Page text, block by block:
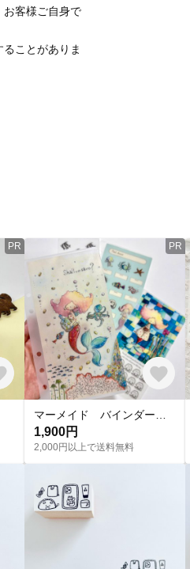
お客様ご自身で
ことがありま
PR PR
1,900円
2,000円以上で送料無料